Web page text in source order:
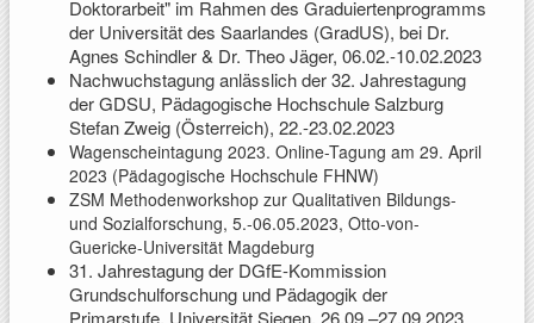
Doktorarbeit" im Rahmen des Graduiertenprogramms
der Universität des Saarlandes (GradUS), bei Dr.
Agnes Schindler & Dr. Theo Jäger, 06.02.-10.02.2023
Nachwuchstagung anlässlich der 32. Jahrestagung
der GDSU, Pädagogische Hochschule Salzburg
Stefan Zweig (Österreich), 22.-23.02.2023
Wagenscheintagung 2023. Online-Tagung am 29. April
2023 (Pädagogische Hochschule FHNW)
ZSM Methodenworkshop zur Qualitativen Bildungs-
und Sozialforschung, 5.-06.05.2023, Otto-von-
Guericke-Universität Magdeburg
31. Jahrestagung der DGfE-Kommission
Grundschulforschung und Pädagogik der
Primarstufe, Universität Siegen, 26.09.–27.09.2023